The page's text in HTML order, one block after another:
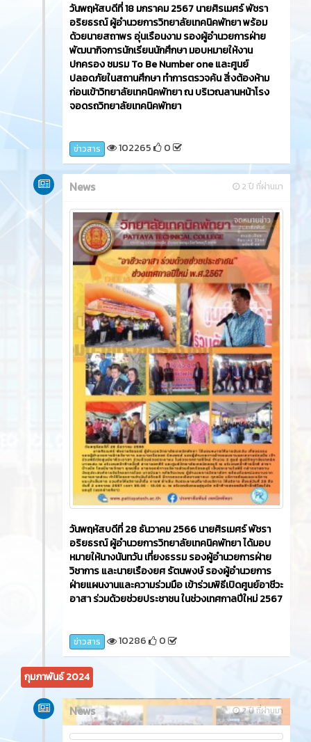
วันพฤหัสบดีที่ 18 มกราคม 2567 นายศิรเมศร์ พัชรา
อริยธรณ์ ผู้อำนวยการวิทยาลัยเทคนิคพัทยา พร้อม
ด้วยนายสถาพร อุ่นเรือนงาม รองผู้อำนวยการฝ่าย
พัฒนากิจการนักเรียนนักศึกษา มอบหมายให้งาน
ปกครอง ชมรม To Be Number one และศูนย์
ปลอดภัยในสถานศึกษา ทำการตรวจค้น สิ่งต้องห้าม
ก่อนเข้าวิทยาลัยเทคนิคพัทยา ณ บริเวณลานหน้าโรง
จอดรถวิทยาลัยเทคนิคพัทยา
ข่าวสาร 102265 0
2 ปี ที่ผ่านมา
News
วันพฤหัสบดีที่ 28 ธันวาคม 2566 นายศิรเมศร์ พัชรา
อริยธรณ์ ผู้อำนวยการวิทยาลัยเทคนิคพัทยา ได้มอบ
หมายให้นางนันทวัน เที่ยงธรรม รองผู้อำนวยการฝ่าย
วิชาการ และนายเรืองยศ รัตนพงษ์ รองผู้อำนวยการ
ฝ่ายแผนงานและความร่วมมือ เข้าร่วมพิธีเปิดศูนย์อาชีวะ
อาสา ร่วมด้วยช่วยประชาชน ในช่วงเทศกาลปีใหม่ 2567
ข่าวสาร 10286 0
กุมภาพันธ์ 2024
2 ปี ที่ผ่านมา
News